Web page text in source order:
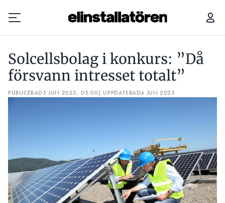
Prenumerera
Hantera prenumeration
Läs E-tidningen
Om tidningen
Solcellsbolag i konkurs: ”Då
försvann intresset totalt”
PUBLICERAD5 JUN 2025, 05:00| UPPDATERAD4 JUN 2025